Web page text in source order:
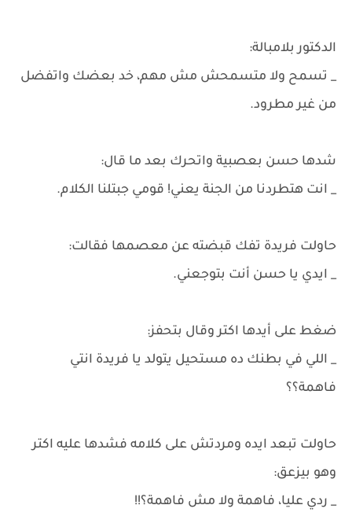
الدكتور بلامبالة:
_ تسمح ولا متسمحش مش مهم، خد بعضك واتفضل
من غير مطرود.
شدها حسن بعصبية واتحرك بعد ما قال:
_ انت هتطردنا من الجنة يعني! قومي جبتلنا الكلام.
حاولت فريدة تفك قبضته عن معصمها فقالت:
_ ايدي يا حسن أنت بتوجعني.
ضغط على أيدها اكتر وقال بتحفز:
_ اللي في بطنك ده مستحيل يتولد يا فريدة انتي
فاهمة؟؟
حاولت تبعد ايده ومردتش على كلامه فشدها عليه اكتر
وهو بيزعق:
_ ردي عليا، فاهمة ولا مش فاهمة؟!!